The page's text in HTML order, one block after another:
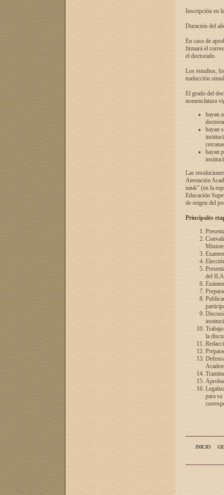
Inscripción en
Duración del
En caso de
firmará el
el doctorado.
Los estudios,
traducción
El grado del
nomenclatura
hayan
hayan
hayan
Las
Atestación
nauk” (en la
Educación
de origen del
Principales
del
la
para
INICIO